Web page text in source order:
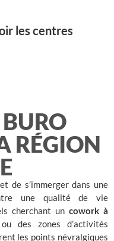
les centres
BURO
RÉGION
de s’immerger dans une
une qualité de vie
cherchant un cowork à
ou des zones d’activités
les points névralgiques